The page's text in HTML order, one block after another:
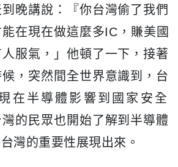
晚講說：『你台灣偷了我們
在現在做這麼多IC，賺美國
服氣，」他頓了一下，接著
， 突然間全世界意識到，台
在半導體影響到國家安全
灣的民眾也開始了解到半導體
灣的重要性展現出來。